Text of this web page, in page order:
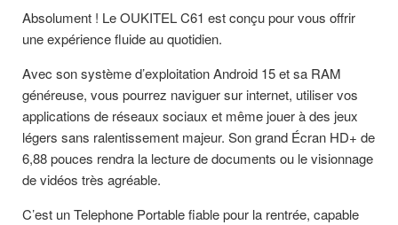
Absolument ! Le OUKITEL C61 est conçu pour vous offrir
une expérience fluide au quotidien.
Avec son système d’exploitation Android 15 et sa RAM
généreuse, vous pourrez naviguer sur internet, utiliser vos
applications de réseaux sociaux et même jouer à des jeux
légers sans ralentissement majeur. Son grand Écran HD+ de
6,88 pouces rendra la lecture de documents ou le visionnage
de vidéos très agréable.
C’est un Telephone Portable fiable pour la rentrée, capable